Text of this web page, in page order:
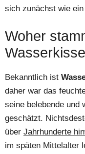
sich zunächst wie
Woher
Bekanntlich ist
daher war das
seine belebende und
geschätzt.
über Jahrhunderte
im späten Mittelalter